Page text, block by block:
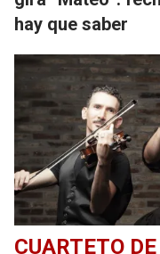
hay que saber
CUARTETO